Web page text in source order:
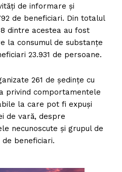
de informare și
de beneficiari. Din totalul
dintre acestea au fost
la consumul de substanțe
23.931 de persoane.
261 de ședințe cu
privind comportamentele
la care pot fi expuși
de vară, despre
necunoscute și grupul de
de beneficiari.